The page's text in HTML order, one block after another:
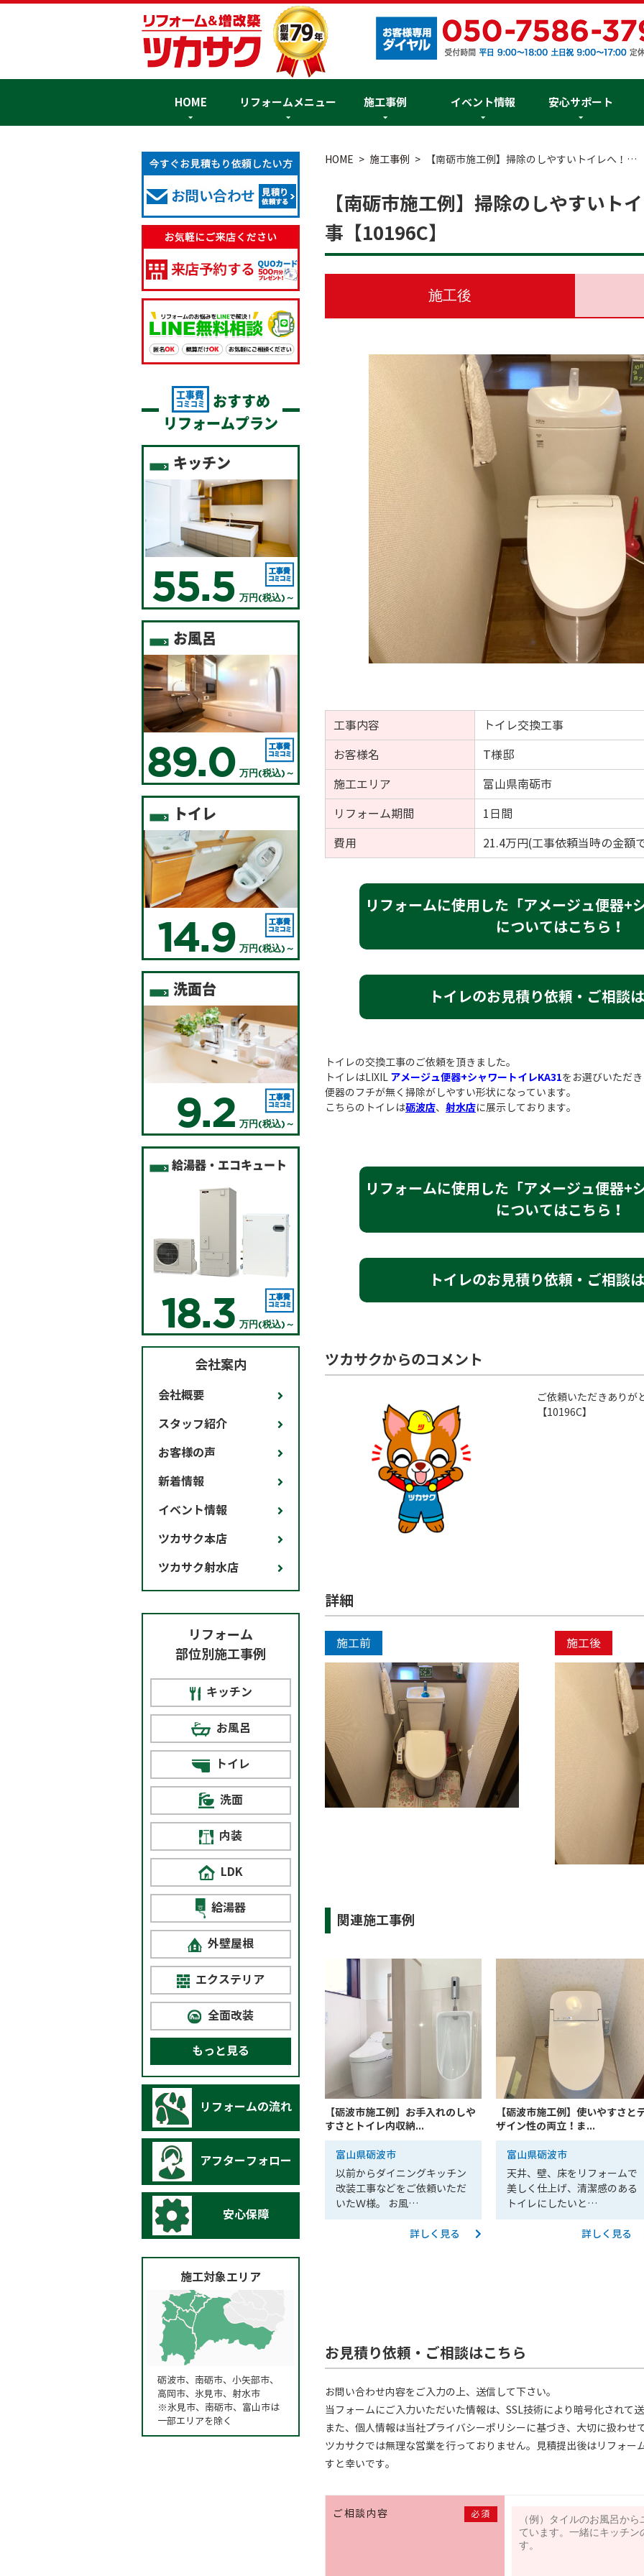
HOME リフォームメニュー 施工事例 イベント情報 安心サポート
HOME 施工事例 【南砺市施工例】掃除のしやすいトイレへ！…
【南砺市施工例】掃除のしやすいト
事【10196C】
施工後
工事内容 トイレ交換工事
お客様名 T様邸
施工エリア 富山県南砺市
リフォーム期間 1日間
費用 21.4万円(工事依頼当時の金額
リフォームに使用した「アメージュ便器+
についてはこちら！
トイレのお見積り依頼・ご相談
トイレの交換工事のご依頼を頂きました。
トイレはLIXIL アメージュ便器+シャワートイレKA31をお選びいただき
便器のフチが無く掃除がしやすい形状になっています。
こちらのトイレは砺波店、 射水店に展示しております。
リフォームに使用した「アメージュ便器+
についてはこちら！
トイレのお見積り依頼・ご相談
ツカサクからのコメント
ご依頼いただきありが
【10196C】
詳細
施工前 施工後
関連施工事例
【砺波市施工例】お手入れのしや
すさとトイレ内収納...
富山県砺波市
以前からダイニングキッチン
改装工事などをご依頼いただ
いたＷ様。 お風…
詳しく見る
【砺波市施工例】使いやすさと
ザイン性の両立！ま...
富山県砺波市
天井、壁、床をリフォームで
美しく仕上げ、清潔感のある
トイレにしたいと…
詳しく見る
お見積り依頼・ご相談はこちら
お問い合わせ内容をご入力の上、送信して下さい。
当フォームにご入力いただいた情報は、SSL技術により暗号化されて送
また、個人情報は当社プライバシーポリシーに基づき、大切に扱わせ
ツカサクでは無理な営業を行っておりません。見積提出後はリフォー
すと幸いです。
ご相談内容 必須
工事費
コミコミ
おすすめ
リフォームプラン
キッチン
55.5 万円(税込)～
お風呂
89.0 万円(税込)～
トイレ
14.9 万円(税込)～
洗面台
9.2 万円(税込)～
給湯器・エコキュート
18.3 万円(税込)～
会社案内
会社概要
スタッフ紹介
お客様の声
新着情報
イベント情報
ツカサク本店
ツカサク射水店
リフォーム
部位別施工事例
キッチン
お風呂
トイレ
洗面
内装
LDK
給湯器
外壁屋根
エクステリア
全面改装
もっと見る
リフォームの流れ
アフターフォロー
安心保障
施工対象エリア
砺波市、南砺市、小矢部市、
高岡市、氷見市、射水市
※氷見市、南砺市、富山市は
一部エリアを除く